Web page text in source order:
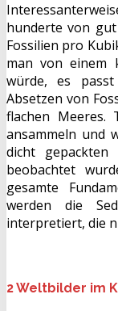
hunderte von
Fossilien pro
man von einem
würde, es
Absetzen von
flachen Meeres.
ansammeln und
dicht
beobachtet
gesamte
werden die
interpretiert, die
2 Weltbilder im